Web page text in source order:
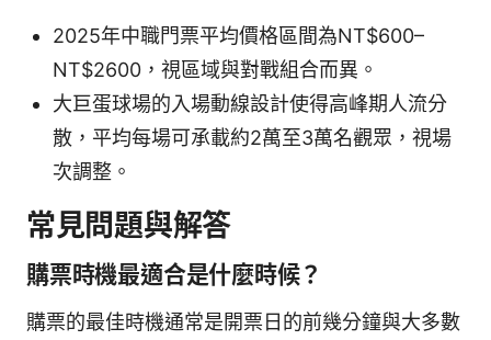
2025年中職門票平均價格區間為NT$600–
NT$2600，視區域與對戰組合而異。
大巨蛋球場的入場動線設計使得高峰期人流分
散，平均每場可承載約2萬至3萬名觀眾，視場
次調整。
常見問題與解答
購票時機最適合是什麼時候？
購票的最佳時機通常是開票日的前幾分鐘與大多數